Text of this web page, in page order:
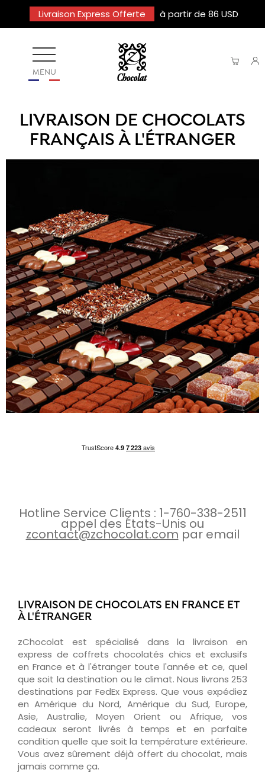
Livraison Express Offerte à partir de 86 USD
MENU
LIVRAISON DE CHOCOLATS
FRANÇAIS À L'ÉTRANGER
Hotline Service Clients : 1-760-338-2511
appel des États-Unis ou
zcontact@zchocolat.com par email
LIVRAISON DE CHOCOLATS EN FRANCE ET
À L'ÉTRANGER
zChocolat est spécialisé dans la livraison en
express de coffrets chocolatés chics et exclusifs
en France et à l'étranger toute l'année et ce, quel
que soit la destination ou le climat. Nous livrons 253
destinations par FedEx Express. Que vous expédiez
en Amérique du Nord, Amérique du Sud, Europe,
Asie, Australie, Moyen Orient ou Afrique, vos
cadeaux seront livrés à temps et en parfaite
condition quelle que soit la température extérieure.
Vous avez sûrement déjà offert du chocolat, mais
jamais comme ça.